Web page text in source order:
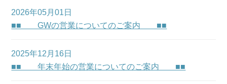
2026年05月01日
■■ GWの営業についてのご案内 ■■
2025年12月16日
■■ 年末年始の営業についてのご案内 ■■